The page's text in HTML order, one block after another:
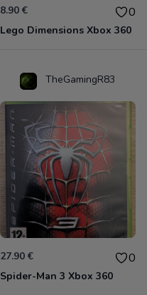
8.90 € 0
Lego Dimensions Xbox 360
TheGamingR83
27.90 € 0
Spider-Man 3 Xbox 360